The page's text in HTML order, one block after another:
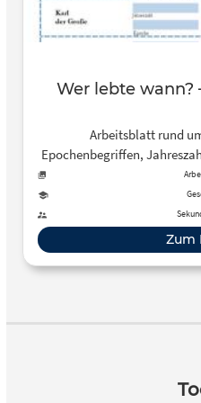
Wer lebte wann?
Arbeitsblatt rund
Epochenbegriffen,
und
Zum